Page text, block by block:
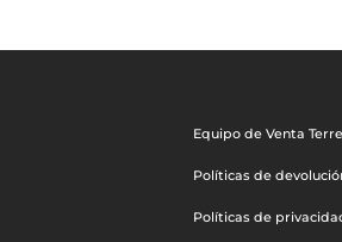
Equipo de Venta
Políticas de
Políticas de